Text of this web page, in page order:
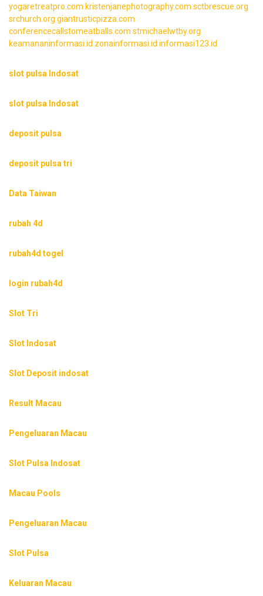
yogaretreatpro.com kristenjanephotography.com sctbrescue.org
srchurch.org giantrusticpizza.com
conferencecallstomeatballs.com stmichaelwtby.org
keamananinformasi.id zonainformasi.id informasi123.id
slot pulsa Indosat
slot pulsa Indosat
deposit pulsa
deposit pulsa tri
Data Taiwan
rubah 4d
rubah4d togel
login rubah4d
Slot Tri
Slot Indosat
Slot Deposit indosat
Result Macau
Pengeluaran Macau
Slot Pulsa Indosat
Macau Pools
Pengeluaran Macau
Slot Pulsa
Keluaran Macau